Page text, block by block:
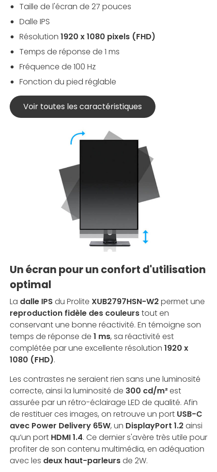
Taille de l'écran de 27 pouces
Dalle IPS
Résolution 1920 x 1080 pixels (FHD)
Temps de réponse de 1 ms
Fréquence de 100 Hz
Fonction du pied réglable
Voir toutes les caractéristiques
Un écran pour un confort d'utilisation
optimal
La dalle IPS du Prolite XUB2797HSN-W2 permet une
reproduction fidèle des couleurstout en
conservant une bonne réactivité. En témoigne son
temps de réponse de 1 ms, sa réactivité est
complétée par une excellente résolution 1920 x
1080 (FHD).
Les contrastes ne seraient rien sans une luminosité
correcte, ainsi la luminosité de 300 cd/m²est
assurée par un rétro-éclairage LED de qualité. Afin
de restituer ces images, on retrouve un port USB-C
avec Power Delivery 65W, un DisplayPort 1.2 ainsi
qu’un port HDMI 1.4. Ce dernier s'avère très utile pour
profiter de son contenu multimédia, en adéquation
avec les deux haut-parleursde 2W.